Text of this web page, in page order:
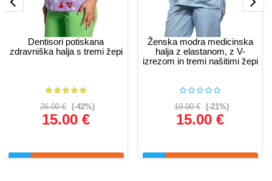
Dentisori potiskana
zdravniška halja s tremi žepi
26.00 € (-42%)
15.00 €
Ženska modra medicinska
halja z elastanom, z V-
izrezom in tremi našitimi žepi
19.00 € (-21%)
15.00 €